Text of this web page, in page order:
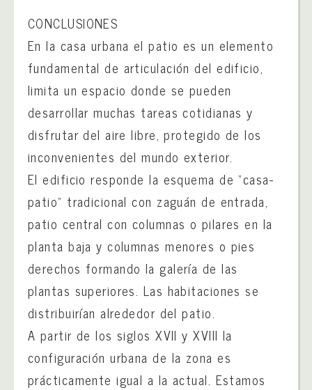
CONCLUSIONES
En la casa urbana el patio es un elemento
fundamental de articulación del edificio,
limita un espacio donde se pueden
desarrollar muchas tareas cotidianas y
disfrutar del aire libre, protegido de los
inconvenientes del mundo exterior.
El edificio responde la esquema de “casa-
patio” tradicional con zaguán de entrada,
patio central con columnas o pilares en la
planta baja y columnas menores o pies
derechos formando la galería de las
plantas superiores. Las habitaciones se
distribuirían alrededor del patio.
A partir de los siglos XVII y XVIII la
configuración urbana de la zona es
prácticamente igual a la actual. Estamos